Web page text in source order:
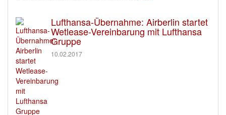
Lufthansa-Übernahme: Airberlin startet
Wetlease-Vereinbarung mit Lufthansa
Gruppe
10.02.2017